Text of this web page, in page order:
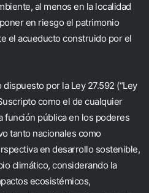
al menos en la localidad
en riesgo el patrimonio
el acueducto construido por el
por la Ley 27.592 (“Ley
como el de cualquier
función pública en los poderes
tanto nacionales como
en desarrollo sostenible,
climático, considerando la
ecosistémicos,